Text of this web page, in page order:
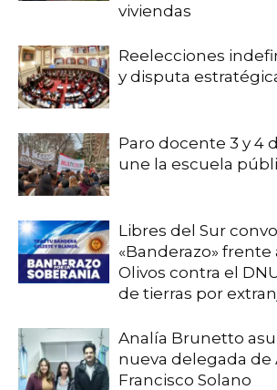
viviendas
Reelecciones
y disputa
Paro docente 3 y 4
une la escuela
Libres del Sur
«Banderazo» frente
Olivos contra el
de tierras por
Analía Brunetto
nueva delegada de
Francisco Solano